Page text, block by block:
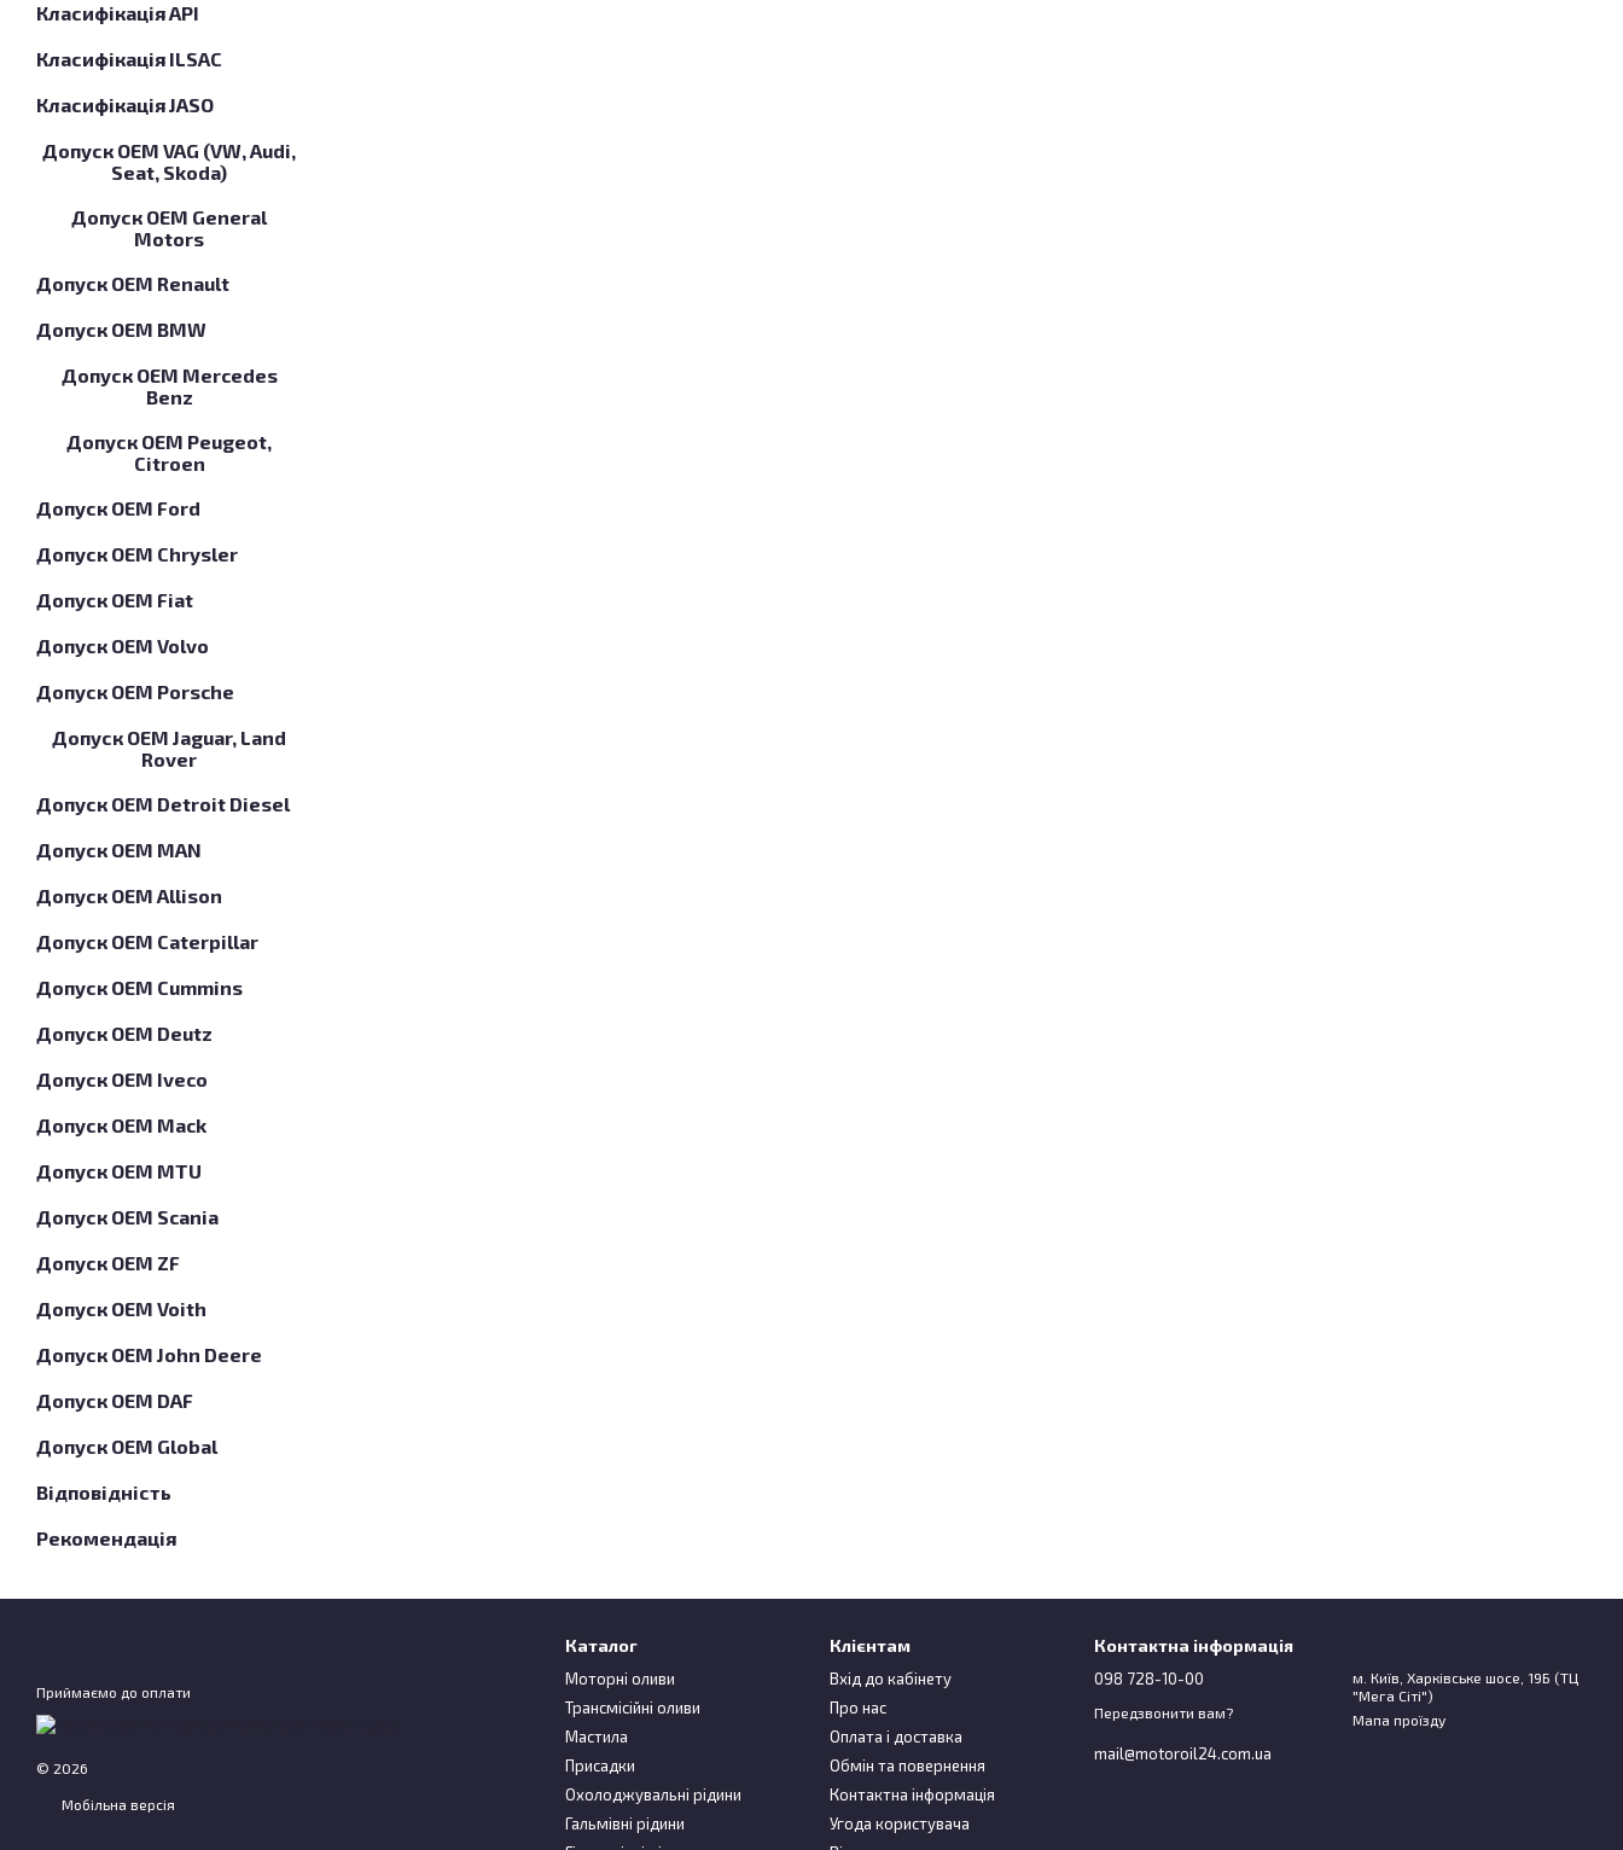
Класифікація API
Класифікація ILSAC
Класифікація JASO
Допуск OEM VAG (VW, Audi,
Seat, Skoda)
Допуск OEM General
Motors
Допуск OEM Renault
Допуск OEM BMW
Допуск OEM Mercedes
Benz
Допуск OEM Peugeot,
Citroen
Допуск OEM Ford
Допуск OEM Chrysler
Допуск OEM Fiat
Допуск OEM Volvo
Допуск OEM Porsche
Допуск OEM Jaguar, Land
Rover
Допуск OEM Detroit Diesel
Допуск OEM MAN
Допуск OEM Allison
Допуск OEM Caterpillar
Допуск OEM Cummins
Допуск OEM Deutz
Допуск OEM Iveco
Допуск OEM Mack
Допуск OEM MTU
Допуск OEM Scania
Допуск OEM ZF
Допуск OEM Voith
Допуск OEM John Deere
Допуск OEM DAF
Допуск OEM Global
Відповідність
Рекомендація
Приймаємо до оплати
© 2026
Мобільна версія
Каталог
Моторні оливи
Трансмісійні оливи
Мастила
Присадки
Охолоджувальні рідини
Гальмівні рідини
Клієнтам
Вхід до кабінету
Про нас
Оплата і доставка
Обмін та повернення
Контактна інформація
Угода користувача
Контактна інформація
098 728-10-00
Передзвонити вам?
mail@motoroil24.com.ua
м. Київ, Харківське шосе, 19Б (ТЦ
"Мега Сіті")
Мапа проїзду